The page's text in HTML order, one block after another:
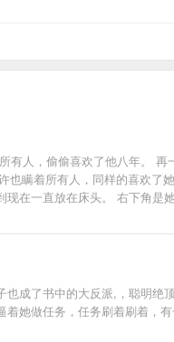
人，偷偷喜欢了他八年。
瞒着所有人，同样的喜欢了
在一直放在床头。 右下角
成了书中的大反派,，聪明
她做任务，任务刷着刷着，